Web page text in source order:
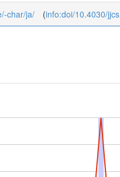
char/ja/ (info:doi/10.4030/